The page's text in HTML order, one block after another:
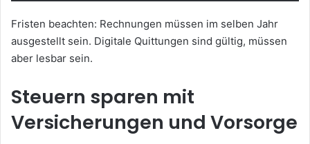
Fristen beachten: Rechnungen müssen im selben Jahr
ausgestellt sein. Digitale Quittungen sind gültig, müssen
aber lesbar sein.
Steuern sparen mit
Versicherungen und Vorsorge